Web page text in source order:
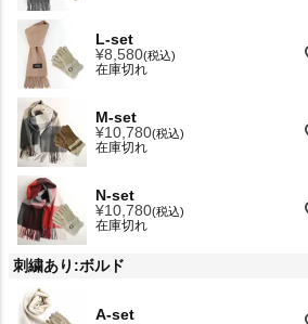
L-set
¥8,580 税込
在庫切れ
M-set
¥10,780 税込
在庫切れ
N-set
¥10,780 税込
在庫切れ
刺繍あり:ボルド
A-set